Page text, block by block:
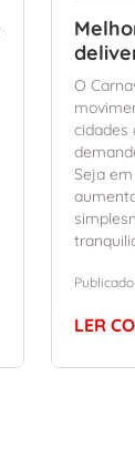
O
cidades
Seja
LER